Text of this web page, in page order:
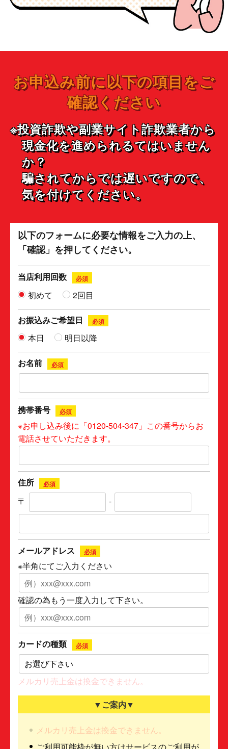
お申込み前に以下の項目をご
確認ください
※投資詐欺や副業サイト詐欺業者から
現金化を進められるてはいません
か？
騙されてからでは遅いですので、
気を付けてください。
以下のフォームに必要な情報をご入力の上、
「確認」を押してください。
当店利用回数 必須
初めて 2回目
お振込みご希望日 必須
本日 明日以降
お名前 必須
携帯番号 必須
※お申し込み後に「0120-504-347」この番号からお
電話させていただきます。
住所 必須
〒 -
メールアドレス 必須
※半角にてご入力ください
確認の為もう一度入力して下さい。
カードの種類 必須
メルカリ売上金は換金できません。
▼ご案内▼
メルカリ売上金は換金できません。
ご利用可能枠が無い方はサービスのご利用が